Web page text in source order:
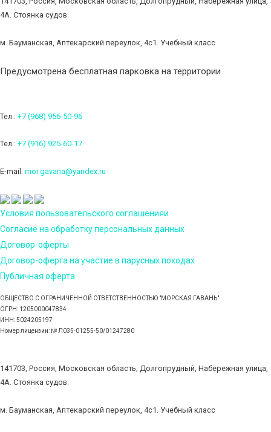
4А. Стоянка судов.
м. Бауманская, Аптекарский переулок, 4с1. Учебный класс
Предусмотрена бесплатная парковка на территории
Тел.: +7 (968) 956-50-96
Тел.: +7 (916) 925-60-17
E-mail: mor.gavana@yandex.ru
Условия пользовательского соглашенияи
Согласие на обработку персональных данных
Договор-оферты
Договор-оферта на участие в парусных походах
Публичная оферта
ОБЩЕСТВО С ОГРАНИЧЕННОЙ ОТВЕТСТВЕННОСТЬЮ "МОРСКАЯ ГАВАНЬ"
ОГРН: 1205000047834
ИНН: 5024205197
Номер лицензии: № Л035-01255-50/01247280
141703, Россия, Московская область, Долгопрудный, Набережная улица,
4А. Стоянка судов.
м. Бауманская, Аптекарский переулок, 4с1. Учебный класс